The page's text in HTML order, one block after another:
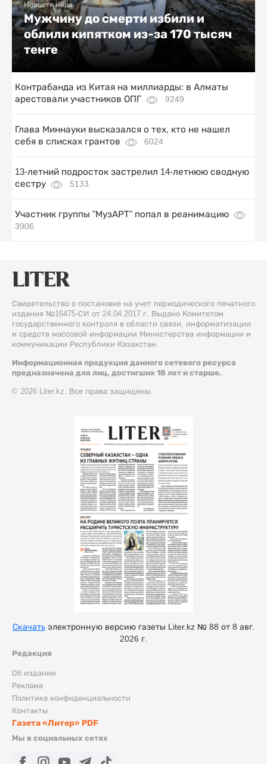
Новости мира
Мужчину до смерти избили и
облили кипятком из-за 170 тысяч
тенге
Контрабанда из Китая на миллиарды: в Алматы
арестовали участников ОПГ
9249
Глава Миннауки высказался о тех, кто не нашел
себя в списках грантов
6024
13-летний подросток застрелил 14-летнюю сводную
сестру
5133
Участник группы "МузАРТ" попал в реанимацию
3906
Свидетельство о постановке на учет периодического печатного
издания №16475-СИ от 24.04.2017 г. Выдано Комитетом
государственного контроля в области связи, информатизации
и средств массовой информации Министерства информации и
коммуникации Республики Казахстан.
Информационная продукция данного сетевого ресурса
предназначена для лиц, достигших 18 лет и старше.
© 2026 Liter.kz. Все права защищены.
Редакция
Об издании
Реклама
Политика конфиденциальности
Контакты
Газета «Литер» PDF
Мы в социальных сетях
Скачатьэлектронную версию газеты Liter.kz № 88 от 8 авг.
2026 г.